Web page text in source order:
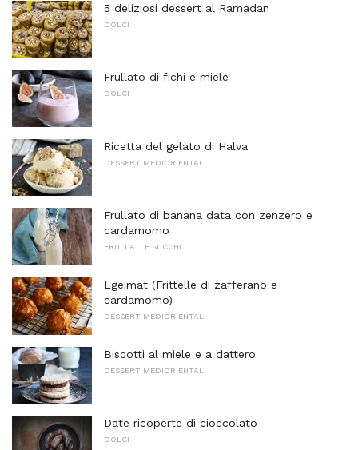
5 deliziosi dessert al Ramadan
DOLCI
Frullato di fichi e miele
DOLCI
Ricetta del gelato di Halva
DESSERT MEDIORIENTALI
Frullato di banana data con zenzero e
cardamomo
FRULLATI E SUCCHI
Lgeimat (Frittelle di zafferano e
cardamomo)
DESSERT MEDIORIENTALI
Biscotti al miele e a dattero
DESSERT MEDIORIENTALI
Date ricoperte di cioccolato
DOLCI